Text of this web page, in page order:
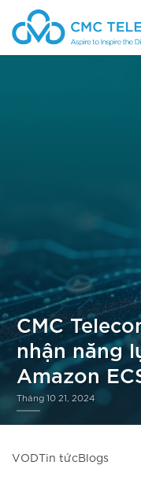
Chuyển
đến
nội
dung
CMC
nhận năng
Amazon
Tháng 10 21, 2024
VODTin tứcBlogs